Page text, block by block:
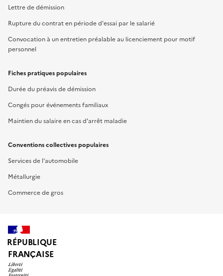
Lettre de démission
Rupture du contrat en période d'essai par le salarié
Convocation à un entretien préalable au licenciement pour motif
personnel
Fiches pratiques populaires
Durée du préavis de démission
Congés pour événements familiaux
Maintien du salaire en cas d'arrêt maladie
Conventions collectives populaires
Services de l'automobile
Métallurgie
Commerce de gros
RÉPUBLIQUE
FRANÇAISE